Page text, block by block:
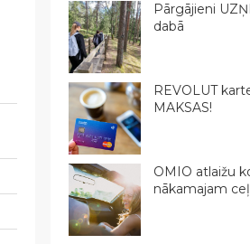
Pārgājieni
dabā
REVOLUT
MAKSAS!
OMIO atlaižu
nākamajam